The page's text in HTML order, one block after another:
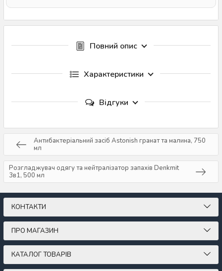
Повний опис
Характеристики
Відгуки
Антибактеріальний засіб Astonish гранат та малина, 750
мл
Розгладжувач одягу та нейтралізатор запахів Denkmit
3в1, 500 мл
КОНТАКТИ
ПРО МАГАЗИН
КАТАЛОГ ТОВАРІВ